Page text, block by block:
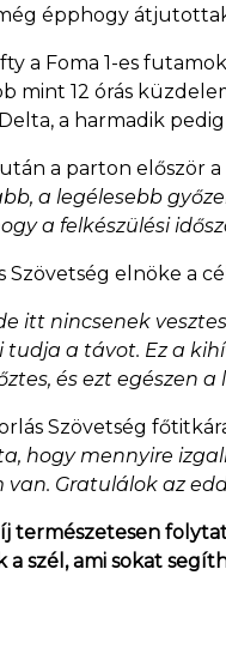
épphogy átjutottak
a Foma 1-es
mint 12 órás
a harmadik
a parton először
a legélesebb
a felkészülési
Szövetség elnöke a
itt nincsenek
a távot. Ez a
és ezt egészen
Szövetség
hogy mennyire
Gratulálok az
természetesen
a szél, ami sokat